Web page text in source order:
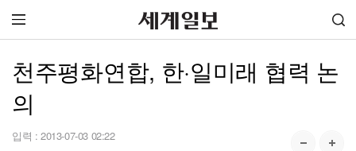
천주평화연합, 한·일미래 협력 논
의
입력 : 2013-07-03 02:22